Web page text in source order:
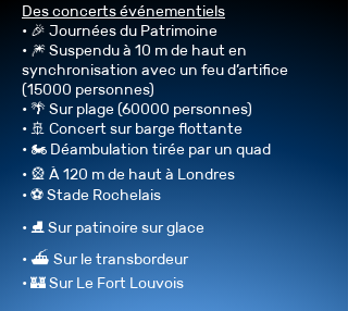
Des concerts événementiels
• 🎉 Journées du Patrimoine
• 🎆 Suspendu à 10 m de haut en
synchronisation avec un feu d’artifice
(15000 personnes)
• 🌴 Sur plage (60000 personnes)
• 🚢 Concert sur barge flottante
• 🏍️ Déambulation tirée par un quad
• 🎡 À 120 m de haut à Londres
• ⚽ Stade Rochelais
• ⛸️ Sur patinoire sur glace
• ⛴️ Sur le transbordeur
• 🏰 Sur Le Fort Louvois